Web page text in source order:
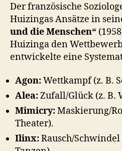
Der französische
Huizingas Ansätze in
und die Menschen“
Huizinga den
entwickelte eine
Agon:Wettkampf (z. B.
Alea:Zufall/Glück (z. B.
Mimicry:Maskierung/
Theater).
Ilinx:Rausch/